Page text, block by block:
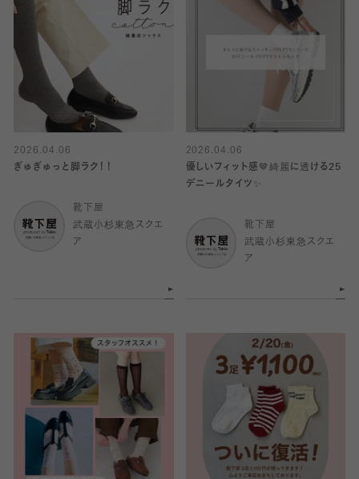
2026.04.06
ぎゅぎゅっと脚ラク！！
靴下屋
武蔵小杉東急スクエ
ア
2026.04.06
優しいフィット感🤎綺麗に透ける25
デニールタイツ✨
靴下屋
武蔵小杉東急スクエ
ア